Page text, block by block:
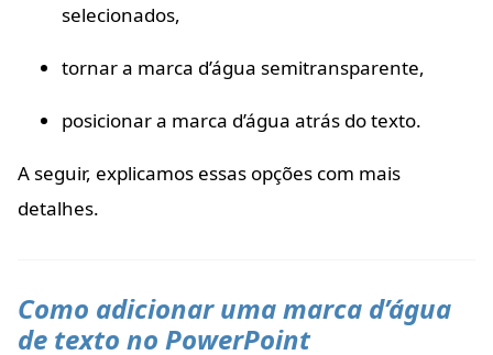
selecionados,
tornar a marca d’água semitransparente,
posicionar a marca d’água atrás do texto.
A seguir, explicamos essas opções com mais
detalhes.
Como adicionar uma marca d’água
de texto no PowerPoint